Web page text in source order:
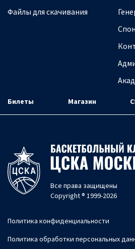
Файлы для скачивания
Билеты Магазин
Все права защищены
Copyright ® 1999-2026
Политика конфиденциальности
Политика обработки персональных